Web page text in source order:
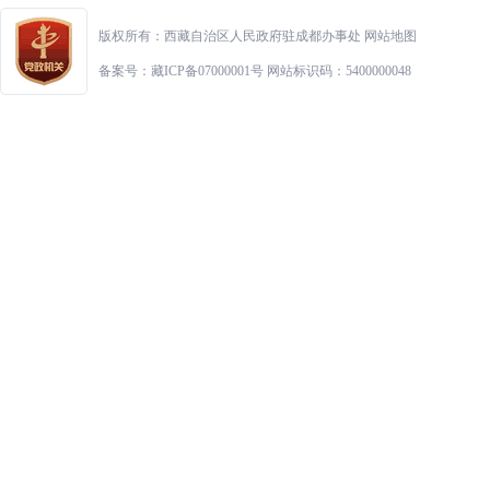
版权所有：西藏自治区人民政府驻成都办事处 网站地图
备案号：藏ICP备07000001号 网站标识码：5400000048